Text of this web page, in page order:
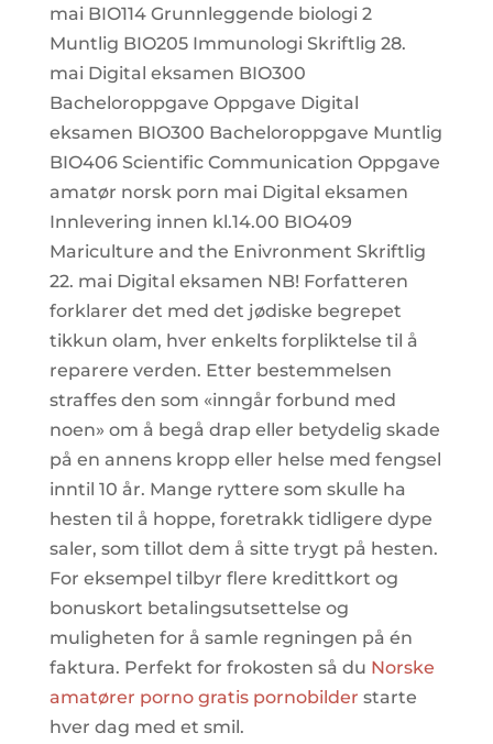
mai BIO114 Grunnleggende biologi 2
Muntlig BIO205 Immunologi Skriftlig 28.
mai Digital eksamen BIO300
Bacheloroppgave Oppgave Digital
eksamen BIO300 Bacheloroppgave Muntlig
BIO406 Scientific Communication Oppgave
amatør norsk porn mai Digital eksamen
Innlevering innen kl.14.00 BIO409
Mariculture and the Enivronment Skriftlig
22. mai Digital eksamen NB! Forfatteren
forklarer det med det jødiske begrepet
tikkun olam, hver enkelts forpliktelse til å
reparere verden. Etter bestemmelsen
straffes den som «inngår forbund med
noen» om å begå drap eller betydelig skade
på en annens kropp eller helse med fengsel
inntil 10 år. Mange ryttere som skulle ha
hesten til å hoppe, foretrakk tidligere dype
saler, som tillot dem å sitte trygt på hesten.
For eksempel tilbyr flere kredittkort og
bonuskort betalingsutsettelse og
muligheten for å samle regningen på én
faktura. Perfekt for frokosten så du Norske
amatører porno gratis pornobilder starte
hver dag med et smil.